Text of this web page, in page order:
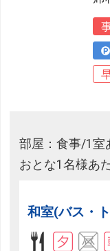
部屋：食事/1室
おとな1名様あ
和室(バス・